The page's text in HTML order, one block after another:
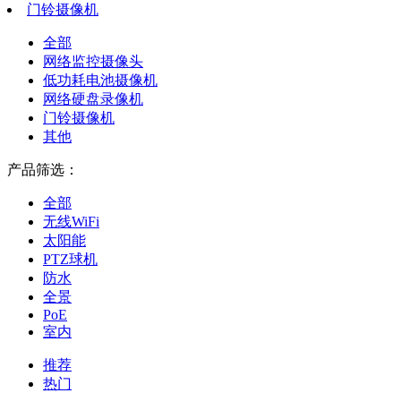
门铃摄像机
全部
网络监控摄像头
低功耗电池摄像机
网络硬盘录像机
门铃摄像机
其他
产品筛选：
全部
无线WiFi
太阳能
PTZ球机
防水
全景
PoE
室内
推荐
热门